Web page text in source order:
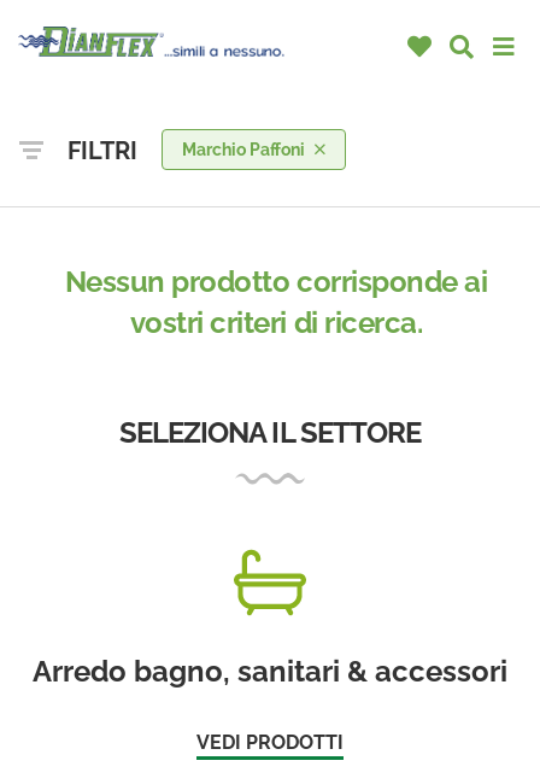
FILTRI Marchio Paffoni
Nessun prodotto corrisponde ai
vostri criteri di ricerca.
SELEZIONA IL SETTORE
Arredo bagno, sanitari & accessori
VEDI PRODOTTI